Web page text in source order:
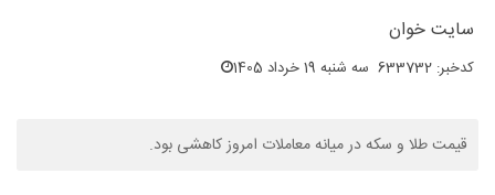
سایت خوان
کدخبر: 633732 سه شنبه 19 خرداد 1405
قیمت طلا و سکه در میانه معاملات امروز کاهشی بود.